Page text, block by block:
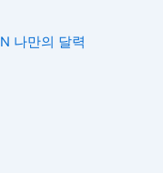
N 나만의 달력